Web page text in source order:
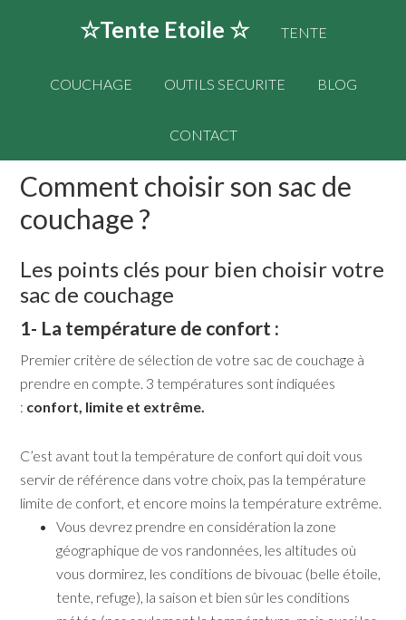
☆Tente Etoile ☆ TENTE
COUCHAGE OUTILS SECURITE BLOG
CONTACT
Comment choisir son sac de
couchage ?
Les points clés pour bien choisir votre
sac de couchage
1- La température de confort :
Premier critère de sélection de votre sac de couchage à
prendre en compte. 3 températures sont indiquées
: confort, limite et extrême.
C’est avant tout la température de confort qui doit vous
servir de référence dans votre choix, pas la température
limite de confort, et encore moins la température extrême.
Vous devrez prendre en considération la zone
géographique de vos randonnées, les altitudes où
vous dormirez, les conditions de bivouac (belle étoile,
tente, refuge), la saison et bien sûr les conditions